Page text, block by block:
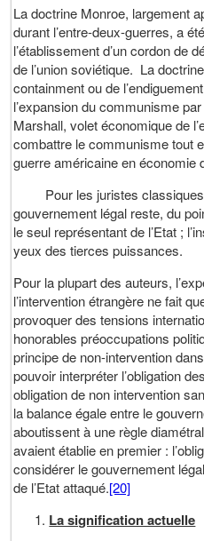
La doctrine Monroe, largement
durant l’entre-deux-guerres, a
l’établissement d’un cordon de
de l’union soviétique. La
containment ou de
l’expansion du communisme
Marshall, volet économique de
combattre le communisme tout
guerre américaine en économie
Pour les juristes classiques,
gouvernement légal reste, du
le seul représentant de l’Etat ;
yeux des tierces puissances.
Pour la plupart des auteurs,
l’intervention étrangère ne fait
provoquer des tensions
honorables préoccupations
principe de non-intervention
pouvoir interpréter l’obligation
obligation de non intervention
la balance égale entre le
aboutissent à une règle
avaient établie en premier :
considérer le gouvernement
de l’Etat attaqué.[20]
La signification actuelle